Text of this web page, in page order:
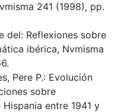
241 (1998), pp.
del: Reflexiones sobre
ibérica, Nvmisma
Pere P.: Evolución
sobre
entre 1941 y